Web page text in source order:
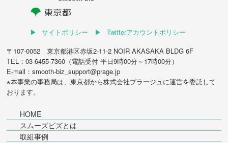
サイトポリシー
Twitterアカウントポリシー
〒107-0052 東京都港区赤坂2-11-2 NOIR AKASAKA BLDG 6F
TEL：03-6455-7360（電話受付 平日9時00分～17時00分）
E-mail：smooth-biz_support@prage.jp
※本事業の事務局は、東京都から株式会社プラージュに運営を委託して
おります。
HOME
スムーズビズとは
取組事例